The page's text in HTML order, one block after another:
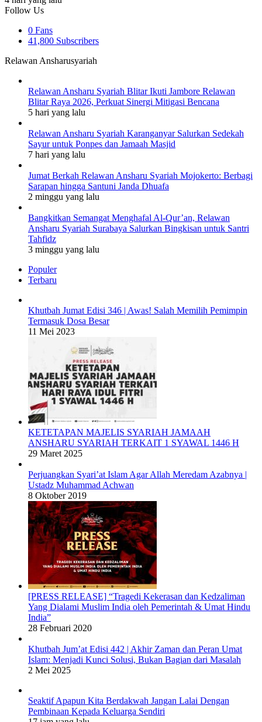
Follow Us
0 Fans
41,800 Subscribers
Relawan Ansharusyariah
Relawan Ansharu Syariah Blitar Ikuti Jambore Relawan
Blitar Raya 2026, Perkuat Sinergi Mitigasi Bencana
5 hari yang lalu
Relawan Ansharu Syariah Karanganyar Salurkan Sedekah
Sayur untuk Ponpes dan Jamaah Masjid
7 hari yang lalu
Jumat Berkah Relawan Ansharu Syariah Mojokerto: Berbagi
Sarapan hingga Santuni Janda Dhuafa
2 minggu yang lalu
Bangkitkan Semangat Menghafal Al-Qur’an, Relawan
Ansharu Syariah Surabaya Salurkan Bingkisan untuk Santri
Tahfidz
3 minggu yang lalu
Populer
Terbaru
Khutbah Jumat Edisi 346 | Awas! Salah Memilih Pemimpin
Termasuk Dosa Besar
11 Mei 2023
KETETAPAN MAJELIS SYARIAH JAMAAH
ANSHARU SYARIAH TERKAIT 1 SYAWAL 1446 H
29 Maret 2025
Perjuangkan Syari’at Islam Agar Allah Meredam Azabnya |
Ustadz Muhammad Achwan
8 Oktober 2019
[PRESS RELEASE] “Tragedi Kekerasan dan Kedzaliman
Yang Dialami Muslim India oleh Pemerintah & Umat Hindu
India”
28 Februari 2020
Khutbah Jum’at Edisi 442 | Akhir Zaman dan Peran Umat
Islam: Menjadi Kunci Solusi, Bukan Bagian dari Masalah
2 Mei 2025
Seaktif Apapun Kita Berdakwah Jangan Lalai Dengan
Pembinaan Kepada Keluarga Sendiri